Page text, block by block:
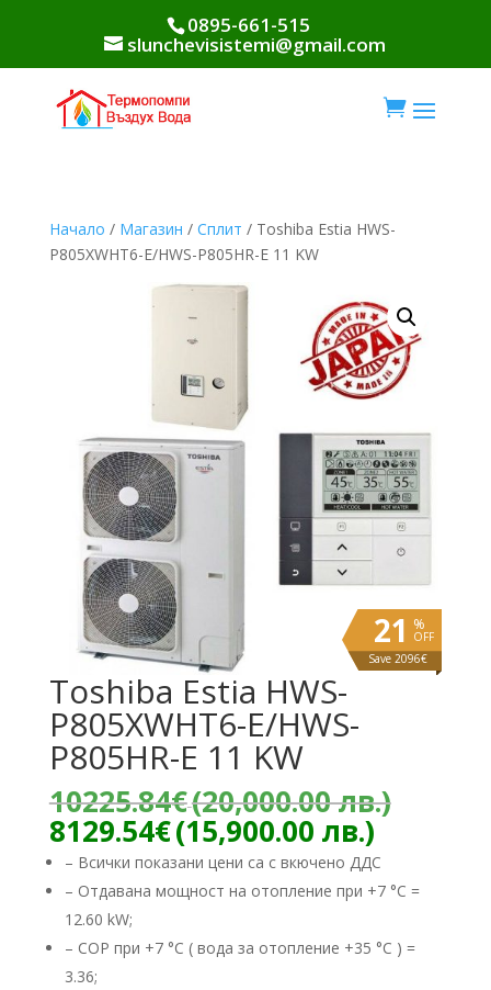
0895-661-515
slunchevisistemi@gmail.com

Начало / Магазин / Сплит / Toshiba Estia HWS-
P805XWHT6-E/HWS-P805HR-E 11 KW
%
OFF
21
Save 2096€
Toshiba Estia HWS-
P805XWHT6-E/HWS-
P805HR-E 11 KW
10225.84€(20,000.00 лв.)
8129.54€(15,900.00 лв.)
цена
е:
лв.).
– Всички показани цени са с вкючено ДДС
– Отдавана мощност на отопление при +7 °C =
12.60 kW;
– COP при +7 °C ( вода за отопление +35 °C ) =
3.36;